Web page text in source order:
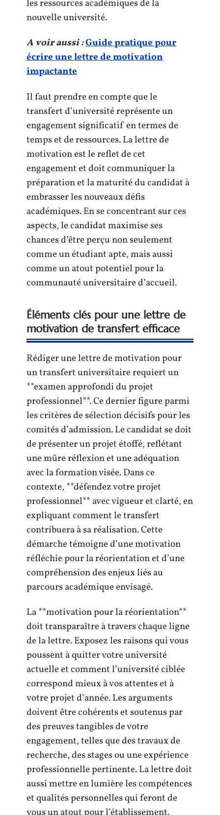
les ressources académiques de la
nouvelle université.
A voir aussi :Guide pratique pour
écrire une lettre de motivation
impactante
Il faut prendre en compte que le
transfert d’université représente un
engagement significatif en termes de
temps et de ressources. La lettre de
motivation est le reflet de cet
engagement et doit communiquer la
préparation et la maturité du candidat à
embrasser les nouveaux défis
académiques. En se concentrant sur ces
aspects, le candidat maximise ses
chances d’être perçu non seulement
comme un étudiant apte, mais aussi
comme un atout potentiel pour la
communauté universitaire d’accueil.
Éléments clés pour une lettre de
motivation de transfert efficace
Rédiger une lettre de motivation pour
un transfert universitaire requiert un
**examen approfondi du projet
professionnel**. Ce dernier figure parmi
les critères de sélection décisifs pour les
comités d’admission. Le candidat se doit
de présenter un projet étoffé, reflétant
une mûre réflexion et une adéquation
avec la formation visée. Dans ce
contexte, **défendez votre projet
professionnel** avec vigueur et clarté, en
expliquant comment le transfert
contribuera à sa réalisation. Cette
démarche témoigne d’une motivation
réfléchie pour la réorientation et d’une
compréhension des enjeux liés au
parcours académique envisagé.
La **motivation pour la réorientation**
doit transparaître à travers chaque ligne
de la lettre. Exposez les raisons qui vous
poussent à quitter votre université
actuelle et comment l’université ciblée
correspond mieux à vos attentes et à
votre projet d’année. Les arguments
doivent être cohérents et soutenus par
des preuves tangibles de votre
engagement, telles que des travaux de
recherche, des stages ou une expérience
professionnelle pertinente. La lettre doit
aussi mettre en lumière les compétences
et qualités personnelles qui feront de